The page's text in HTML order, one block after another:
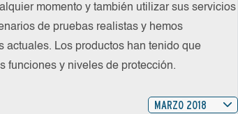
momento y también utilizar sus servicios
de pruebas realistas y hemos
actuales. Los productos han tenido que
funciones y niveles de protección.
MARZO 2018